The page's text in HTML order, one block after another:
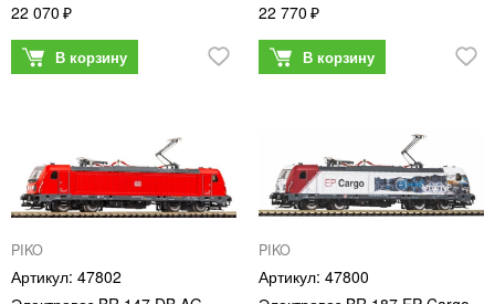
22 070 22 770
PIKO
47802
PIKO
47800